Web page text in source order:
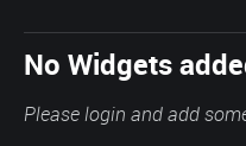
No Widgets
Please login and add